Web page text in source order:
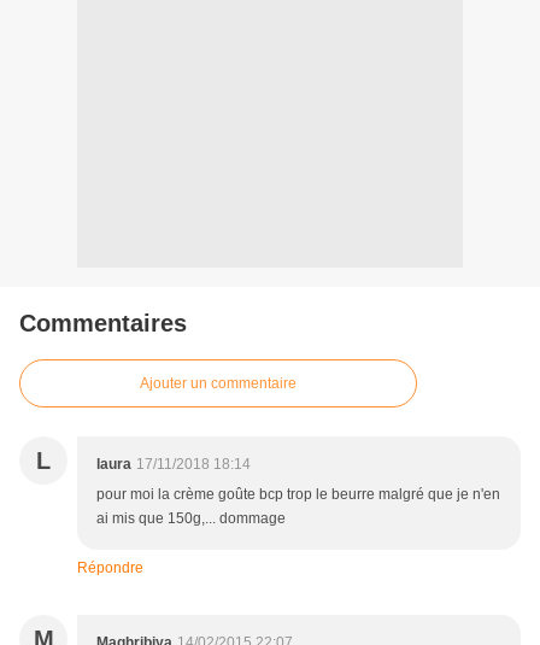
Commentaires
Ajouter un commentaire
L laura 17/11/2018 18:14
pour moi la crème goûte bcp trop le beurre malgré que je n'en
ai mis que 150g,... dommage
Répondre
M